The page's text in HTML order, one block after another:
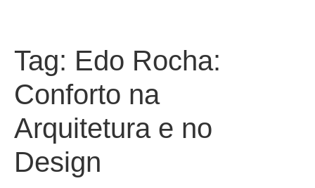
Tag: Edo Rocha:
Conforto na
Arquitetura e no
Design